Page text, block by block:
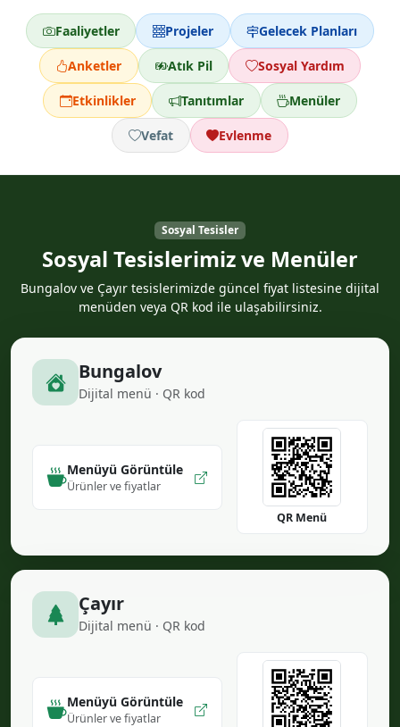
Faaliyetler Projeler Gelecek Planları
Anketler Atık Pil Sosyal Yardım
Etkinlikler Tanıtımlar Menüler
Vefat Evlenme
Sosyal Tesisler
Sosyal Tesislerimiz ve Menüler
Bungalov ve Çayır tesislerimizde güncel fiyat listesine dijital
menüden veya QR kod ile ulaşabilirsiniz.
Bungalov
Dijital menü · QR kod
Menüyü Görüntüle
Ürünler ve fiyatlar
QR Menü
Çayır
Dijital menü · QR kod
Menüyü Görüntüle
Ürünler ve fiyatlar